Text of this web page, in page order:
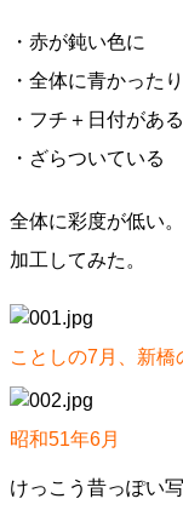
・赤が鈍い色に
・全体に青かった
・フチ＋日付がある
・ざらついている
全体に彩度が低い
加工してみた。
ことしの7月、新橋
昭和51年6月
けっこう昔っぽい